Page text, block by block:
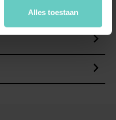
Alles toestaan